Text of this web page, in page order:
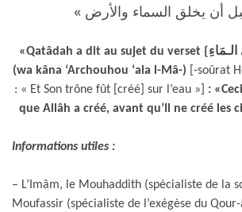
أن يخلق السماء والأرض »
«Qatâdah a dit au sujet du verset {وكانَ عَرْشُهُ علـى الـمَاءِ}
(wa kâna ‘Archouhou ‘ala l-Mâ-)
[-soûrat
: « Et Son trône fût [créé] sur l’eau »]
:
que Allâh a créé, avant qu’Il ne créé les
Informations utiles :
– L’Imâm, le Mouhaddith (spécialiste de la
Moufassir (spécialiste de l’exégèse du Qour-